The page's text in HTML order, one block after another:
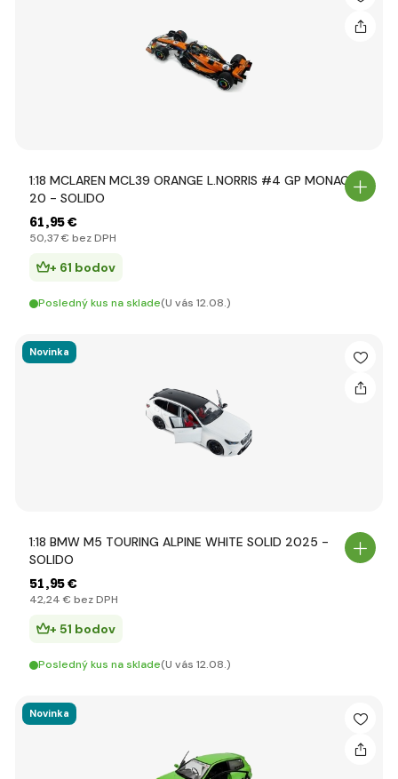
1:18 MCLAREN MCL39 ORANGE L.NORRIS #4 GP MONACO
20 - SOLIDO
61,95 €
50,37 € bez DPH
+ 61 bodov
Posledný kus na sklade(U vás 12.08.)
Novinka
1:18 BMW M5 TOURING ALPINE WHITE SOLID 2025 -
SOLIDO
51,95 €
42,24 € bez DPH
+ 51 bodov
Posledný kus na sklade(U vás 12.08.)
Novinka